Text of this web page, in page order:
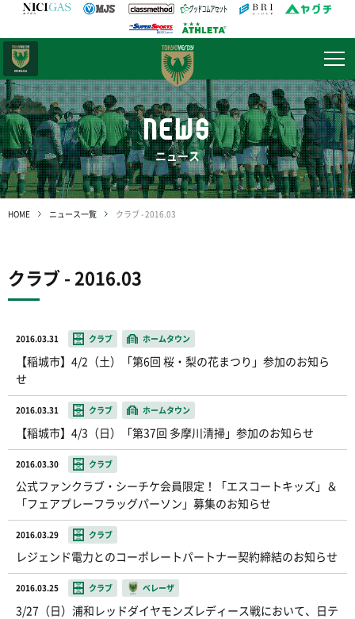
NEWS
ニュース
HOME ニュース一覧 クラブ - 2016.03
クラブ - 2016.03
2016.03.31 クラブ ホームタウン
【稲城市】4/2（土）「第6回 桜・梨の花まつり」参加のお知ら
せ
2016.03.31 クラブ ホームタウン
【稲城市】4/3（日）「第37回 多摩川清掃」参加のお知らせ
2016.03.30 クラブ
公式ファンクラブ・シーチケ会員限定！「エスコートキッズ」＆
「フェアプレーフラッグパーソン」募集のお知らせ
2016.03.29 クラブ
レジェンド電力とのコーポレートパートナー契約締結のお知らせ
2016.03.25 クラブ ベレーザ
3/27（日）浦和レッドダイヤモンズレディース戦において、日テ